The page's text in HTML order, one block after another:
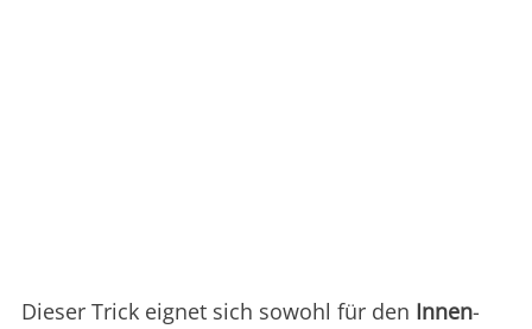
Dieser Trick eignet sich sowohl für den Innen-